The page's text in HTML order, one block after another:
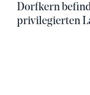
Dorfkern
privilegierten